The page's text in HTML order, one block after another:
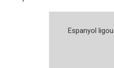
Espanyol